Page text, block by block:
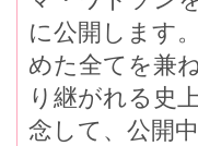
に公開します
めた全てを兼
り継がれる史
念して、公開